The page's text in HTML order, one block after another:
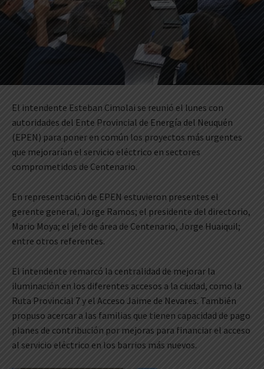
El intendente Esteban Cimolai se reunió el lunes con
autoridades del Ente Provincial de Energía del Neuquén
(EPEN) para poner en común los proyectos más urgentes
que mejorarían el servicio eléctrico en sectores
comprometidos de Centenario.
En representación de EPEN estuvieron presentes el
gerente general, Jorge Ramos; el presidente del directorio,
Mario Moya; el jefe de área de Centenario, Jorge Huaiquil;
entre otros referentes.
El intendente remarcó la centralidad de mejorar la
iluminación en los diferentes accesos a la ciudad, como la
Ruta Provincial 7 y el Acceso Jaime de Nevares. También
propuso acercar a las familias que tienen capacidad de pago
planes de contribución por mejoras para financiar el acceso
al servicio eléctrico en los barrios más nuevos.